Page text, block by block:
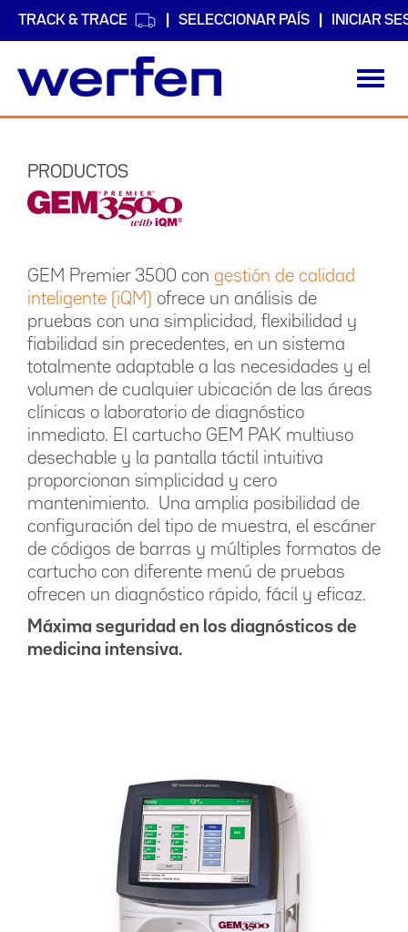
TRACK & TRACE SELECCIONAR PAÍS INICIAR
contenido
PRODUCTOS
GEM Premier 3500 con gestión de calidad
inteligente (iQM) ofrece un análisis de
pruebas con una simplicidad, flexibilidad y
fiabilidad sin precedentes, en un sistema
totalmente adaptable a las necesidades y el
volumen de cualquier ubicación de las áreas
clínicas o laboratorio de diagnóstico
inmediato. El cartucho GEM PAK multiuso
desechable y la pantalla táctil intuitiva
proporcionan simplicidad y cero
mantenimiento. Una amplia posibilidad de
configuración del tipo de muestra, el escáner
de códigos de barras y múltiples formatos de
cartucho con diferente menú de pruebas
ofrecen un diagnóstico rápido, fácil y eficaz.
Máxima seguridad en los diagnósticos de
medicina intensiva.